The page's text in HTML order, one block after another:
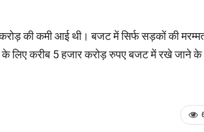
की कमी आई थी। बजट में सिर्फ सड़कों की
के लिए करीब 5 हजार करोड़ रुपए बजट में रखे जाने के